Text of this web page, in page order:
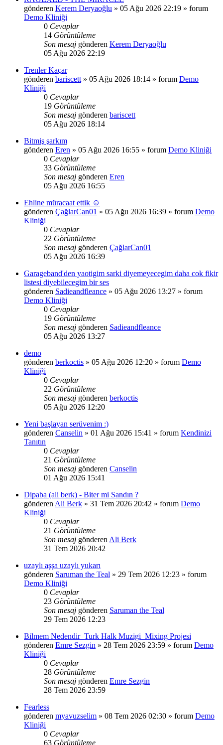
gönderen Kerem Deryaoğlu » 05 Ağu 2026 22:19 » forum
Demo Kliniği
0 Cevaplar
14 Görüntüleme
Son mesaj gönderen Kerem Deryaoğlu
05 Ağu 2026 22:19
Trenler Kaçar
gönderen bariscett » 05 Ağu 2026 18:14 » forum Demo
Kliniği
0 Cevaplar
19 Görüntüleme
Son mesaj gönderen bariscett
05 Ağu 2026 18:14
Bitmiş şarkım
gönderen Eren » 05 Ağu 2026 16:55 » forum Demo Kliniği
0 Cevaplar
33 Görüntüleme
Son mesaj gönderen Eren
05 Ağu 2026 16:55
Ehline müracaat ettik ☺️
gönderen ÇağlarCan01 » 05 Ağu 2026 16:39 » forum Demo
Kliniği
0 Cevaplar
22 Görüntüleme
Son mesaj gönderen ÇağlarCan01
05 Ağu 2026 16:39
Garageband'den yaotigim sarki diyemeyecegim daha cok fikir
listesi diyebilecegim bir ses
gönderen Sadieandfleance » 05 Ağu 2026 13:27 » forum
Demo Kliniği
0 Cevaplar
19 Görüntüleme
Son mesaj gönderen Sadieandfleance
05 Ağu 2026 13:27
demo
gönderen berkoctis » 05 Ağu 2026 12:20 » forum Demo
Kliniği
0 Cevaplar
22 Görüntüleme
Son mesaj gönderen berkoctis
05 Ağu 2026 12:20
Yeni başlayan serüvenim :)
gönderen Canselin » 01 Ağu 2026 15:41 » forum Kendinizi
Tanıtın
0 Cevaplar
21 Görüntüleme
Son mesaj gönderen Canselin
01 Ağu 2026 15:41
Dipaba (ali berk) - Biter mi Sandın ?
gönderen Ali Berk » 31 Tem 2026 20:42 » forum Demo
Kliniği
0 Cevaplar
21 Görüntüleme
Son mesaj gönderen Ali Berk
31 Tem 2026 20:42
uzaylı aşşa uzaylı yukarı
gönderen Saruman the Teal » 29 Tem 2026 12:23 » forum
Demo Kliniği
0 Cevaplar
23 Görüntüleme
Son mesaj gönderen Saruman the Teal
29 Tem 2026 12:23
Bilmem Nedendir_Turk Halk Muzigi_Mixing Projesi
gönderen Emre Sezgin » 28 Tem 2026 23:59 » forum Demo
Kliniği
0 Cevaplar
28 Görüntüleme
Son mesaj gönderen Emre Sezgin
28 Tem 2026 23:59
Fearless
gönderen myavuzselim » 08 Tem 2026 02:30 » forum Demo
Kliniği
0 Cevaplar
63 Görüntüleme